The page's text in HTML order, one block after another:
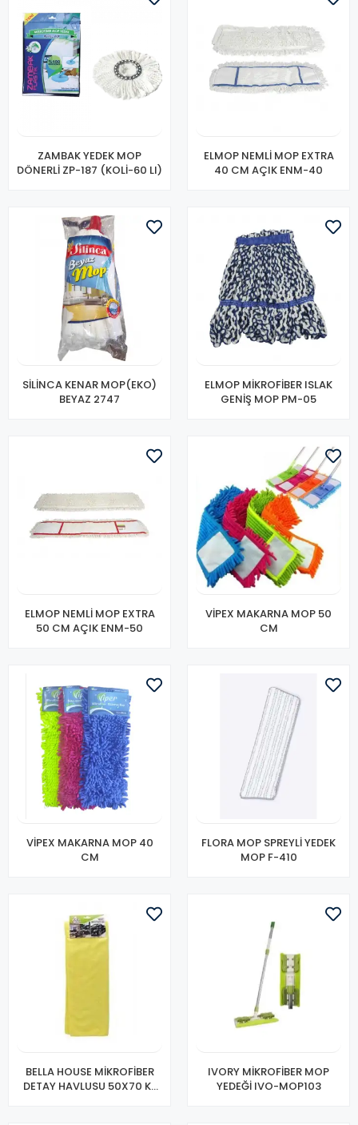
ZAMBAK YEDEK MOP
DÖNERLİ ZP-187 (KOLİ-60 LI)
ELMOP NEMLİ MOP EXTRA
40 CM AÇIK ENM-40
SİLİNCA KENAR MOP(EKO)
BEYAZ 2747
ELMOP MİKROFİBER ISLAK
GENİŞ MOP PM-05
ELMOP NEMLİ MOP EXTRA
50 CM AÇIK ENM-50
VİPEX MAKARNA MOP 50
CM
VİPEX MAKARNA MOP 40
CM
FLORA MOP SPREYLİ YEDEK
MOP F-410
BELLA HOUSE MİKROFİBER
DETAY HAVLUSU 50X70 K-
IVORY MİKROFİBER MOP
YEDEĞİ IVO-MOP103